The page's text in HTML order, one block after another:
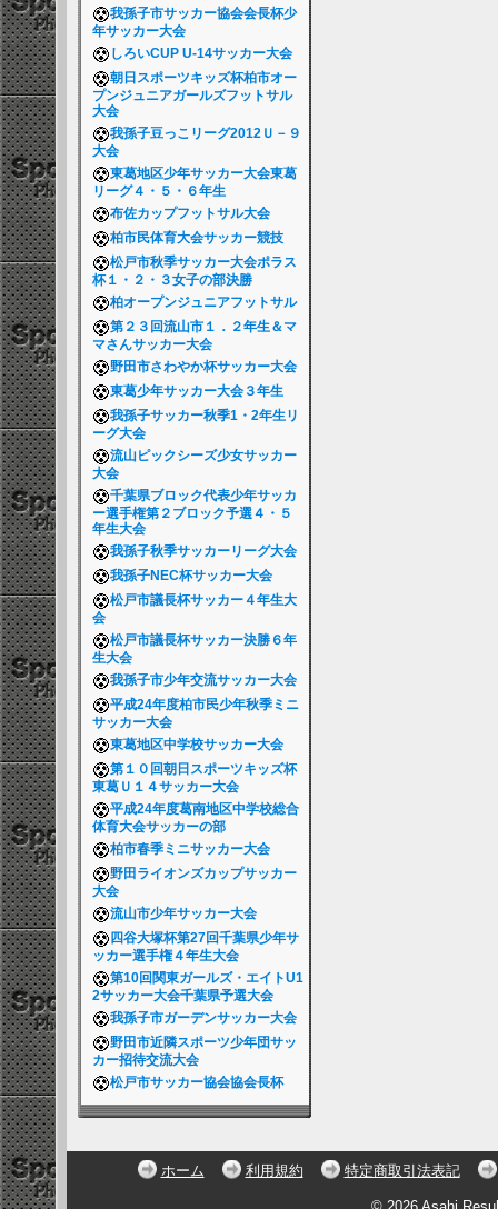
我孫子市サッカー協会会長杯少
年サッカー大会
しろいCUP U-14サッカー大会
朝日スポーツキッズ杯柏市オー
プンジュニアガールズフットサル
大会
我孫子豆っこリーグ2012Ｕ－９
大会
東葛地区少年サッカー大会東葛
リーグ４・５・６年生
布佐カップフットサル大会
柏市民体育大会サッカー競技
松戸市秋季サッカー大会ポラス
杯１・２・３女子の部決勝
柏オープンジュニアフットサル
第２３回流山市１．２年生＆マ
マさんサッカー大会
野田市さわやか杯サッカー大会
東葛少年サッカー大会３年生
我孫子サッカー秋季1・2年生リ
ーグ大会
流山ピックシーズ少女サッカー
大会
千葉県ブロック代表少年サッカ
ー選手権第２ブロック予選４・５
年生大会
我孫子秋季サッカーリーグ大会
我孫子NEC杯サッカー大会
松戸市議長杯サッカー４年生大
会
松戸市議長杯サッカー決勝６年
生大会
我孫子市少年交流サッカー大会
平成24年度柏市民少年秋季ミニ
サッカー大会
東葛地区中学校サッカー大会
第１０回朝日スポーツキッズ杯
東葛Ｕ１４サッカー大会
平成24年度葛南地区中学校総合
体育大会サッカーの部
柏市春季ミニサッカー大会
野田ライオンズカップサッカー
大会
流山市少年サッカー大会
四谷大塚杯第27回千葉県少年サ
ッカー選手権４年生大会
第10回関東ガールズ・エイトU1
2サッカー大会千葉県予選大会
我孫子市ガーデンサッカー大会
野田市近隣スポーツ少年団サッ
カー招待交流大会
松戸市サッカー協会協会長杯
ホーム 利用規約 特定商取引法表記